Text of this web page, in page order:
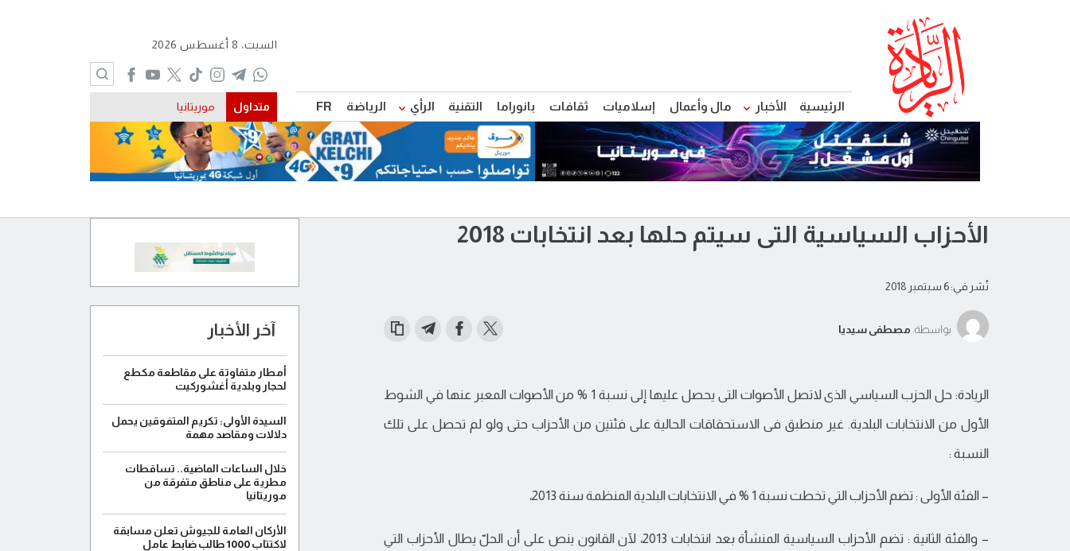
الرئيسية الأخبار مال وأعمال إسلاميات ثقافات بانوراما التقنية الرأي الرياضة FR
السبت، 8 أغسطس 2026
متداول موريتانيا
الأحزاب السياسية التى سيتم حلها بعد انتخابات 2018
نُشر في: 6 سبتمبر 2018
بواسطة: مصطفى سيديا
الريادة: حل الحزب السياسي الذى لاتصل الأصوات التى يحصل عليها إلى نسبة 1 % من الأصوات المعبر عنها في الشوط
الأول من الانتخابات البلدية. غير منطبق فى الاستحقاقات الحالية على فئتين من الأحزاب حتى ولو لم تحصل على تلك
النسبة :
– الفئة الأولى : تضم الأحزاب التي تخطت نسبة 1 % في الانتخابات البلدية المنظمة سنة 2013،
– والفئة الثانية : تضم الأحزاب السياسية المنشأة بعد انتخابات 2013، لآن القانون ينص على أن الحلّ يطال الأحزاب التي
آخر الأخبار
أمطار متفاوتة على مقاطعة مكطع
لحجار وبلدية أغشوركيت
السيدة الأولى: تكريم المتفوقين يحمل
دلالات ومقاصد مهمة
خلال الساعات الماضية.. تساقطات
مطرية على مناطق متفرقة من
موريتانيا
الأركان العامة للجيوش تعلن مسابقة
لاكتتاب 1000 طالب ضابط عامل